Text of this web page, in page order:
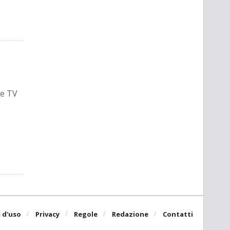
TV
d'uso Privacy Regole Redazione Contatti